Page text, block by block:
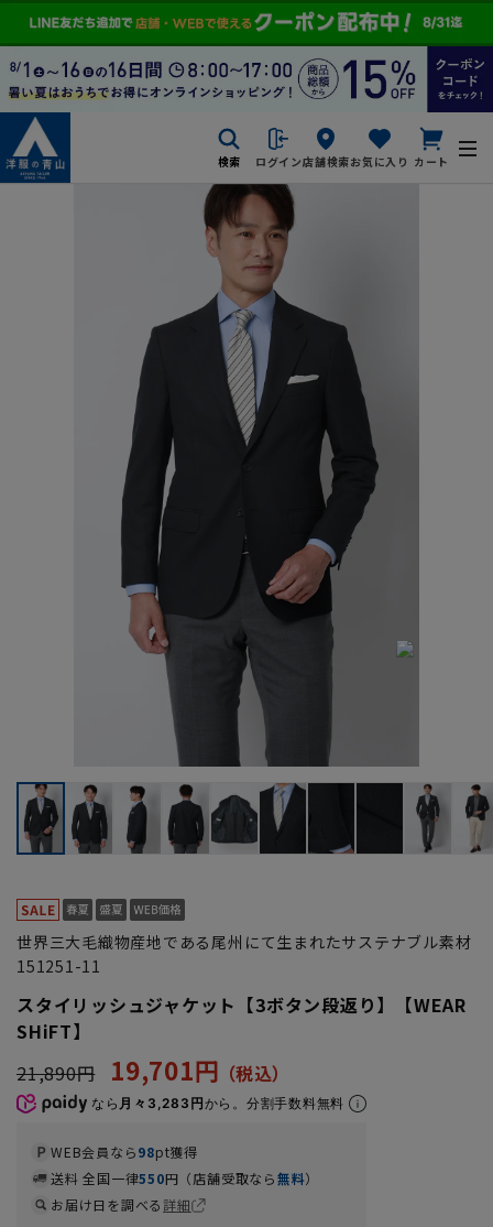
検索 ログイン店舗検索お気に入り カート
世界三大毛織物産地である尾州にて生まれたサステナブル素材
151251-11
スタイリッシュジャケット【3ボタン段返り】【WEAR
SHiFT】
21,890円
19,701円
なら 月々3,283円から。分割手数料無料
WEB会員なら98pt獲得
送料 全国一律550円（店舗受取なら無料）
お届け日を調べる詳細